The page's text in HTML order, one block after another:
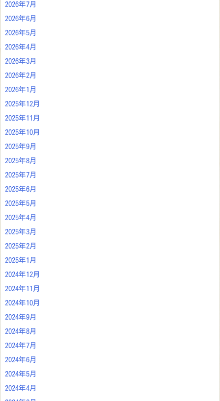
2026年7月
2026年6月
2026年5月
2026年4月
2026年3月
2026年2月
2026年1月
2025年12月
2025年11月
2025年10月
2025年9月
2025年8月
2025年7月
2025年6月
2025年5月
2025年4月
2025年3月
2025年2月
2025年1月
2024年12月
2024年11月
2024年10月
2024年9月
2024年8月
2024年7月
2024年6月
2024年5月
2024年4月